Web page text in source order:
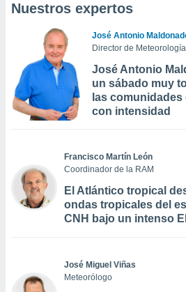
Nuestros expertos
José Antonio
Director de Meteorología
José Antonio
un sábado muy
las
con intensidad
Francisco Martín León
Coordinador de la RAM
El Atlántico tropical
ondas tropicales del
CNH bajo un intenso
José Miguel Viñas
Meteorólogo